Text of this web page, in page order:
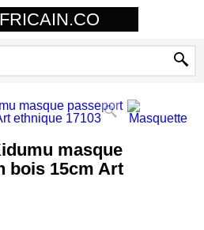
masque
bois 15cm Art